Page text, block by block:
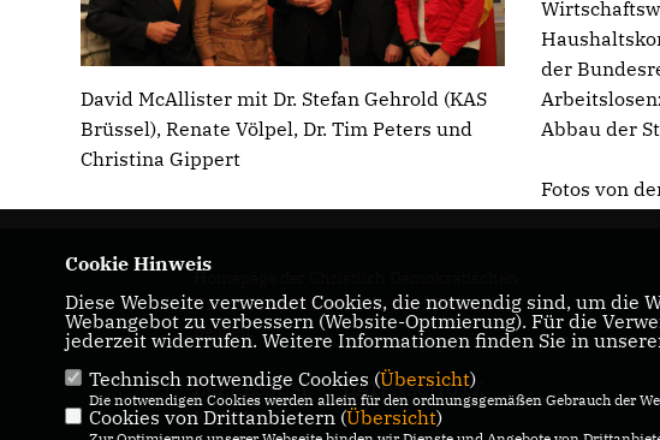
David McAllister mit Dr. Stefan Gehrold (KAS
Brüssel), Renate Völpel, Dr. Tim Peters und
Christina Gippert
der
Abbau der
Fotos von
Homepage der Christlich Demokratischen
Union Deutschlands - Verband Brüssel-
Belgien
IMPRESSUM
DATENSCHUTZ
KONTAKT
Cookie Hinweis
Diese Webseite verwendet Cookies, die notwendig sind, um
Webangebot zu verbessern (Website-Optmierung). Für die
jederzeit widerrufen. Weitere Informationen finden Sie in
Technisch notwendige Cookies (Übersicht)
Die notwendigen Cookies werden allein für den ordnungsgemäßen Gebrauch der
Cookies von Drittanbietern (Übersicht)